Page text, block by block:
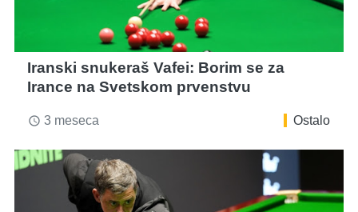
Iranski snukeraš Vafei: Borim se za
Irance na Svetskom prvenstvu
access_time 3 meseca Ostalo